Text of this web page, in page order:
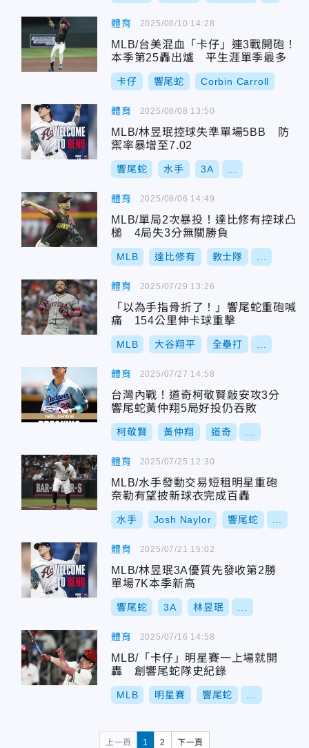
體育
MLB/台美混血「卡仔」連3戰開砲！
本季第25轟出爐 平生涯單季最多
卡仔 響尾蛇 Corbin Carroll
2025/08/10 14:28
體育
MLB/林昱珉控球失準單場5BB 防
禦率暴增至7.02
響尾蛇 水手 3A
2025/08/08 13:50
體育
MLB/單局2次暴投！達比修有控球凸
槌 4局失3分無關勝負
MLB 達比修有 教士隊
2025/08/06 14:49
體育
「以為手指骨折了！」響尾蛇重砲喊
痛 154公里伸卡球重擊
MLB 大谷翔平 全壘打
2025/07/29 13:26
體育
台灣內戰！道奇柯敬賢敲安攻3分
響尾蛇黃仲翔5局好投仍吞敗
柯敬賢 黃仲翔 道奇
2025/07/27 14:58
體育
MLB/水手發動交易短租明星重砲
奈勒有望披新球衣完成百轟
水手 Josh Naylor 響尾蛇
2025/07/25 12:30
體育
MLB/林昱珉3A優質先發收第2勝
單場7K本季新高
響尾蛇 3A 林昱珉
2025/07/21 15:02
體育
MLB/「卡仔」明星賽一上場就開
轟 創響尾蛇隊史紀錄
MLB 明星賽 響尾蛇
2025/07/16 14:58
上一頁 1 2 下一頁